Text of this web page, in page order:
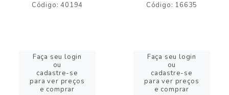
Código: 40194
Faça seu login
ou
cadastre-se
para ver preços
e comprar
Código: 16635
Faça seu login
ou
cadastre-se
para ver preços
e comprar